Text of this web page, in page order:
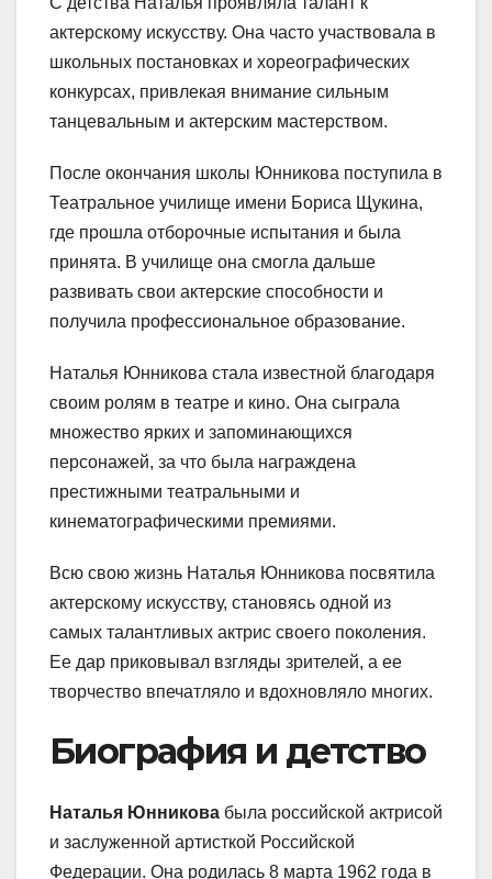
актерскому искусству. Она часто участвовала в
школьных постановках и хореографических
конкурсах, привлекая внимание сильным
танцевальным и актерским мастерством.
После окончания школы Юнникова поступила в
Театральное училище имени Бориса Щукина,
где прошла отборочные испытания и была
принята. В училище она смогла дальше
развивать свои актерские способности и
получила профессиональное образование.
Наталья Юнникова стала известной благодаря
своим ролям в театре и кино. Она сыграла
множество ярких и запоминающихся
персонажей, за что была награждена
престижными театральными и
кинематографическими премиями.
Всю свою жизнь Наталья Юнникова посвятила
актерскому искусству, становясь одной из
самых талантливых актрис своего поколения.
Ее дар приковывал взгляды зрителей, а ее
творчество впечатляло и вдохновляло многих.
Биография и детство
Наталья Юнникова была российской актрисой
и заслуженной артисткой Российской
Федерации. Она родилась 8 марта 1962 года в